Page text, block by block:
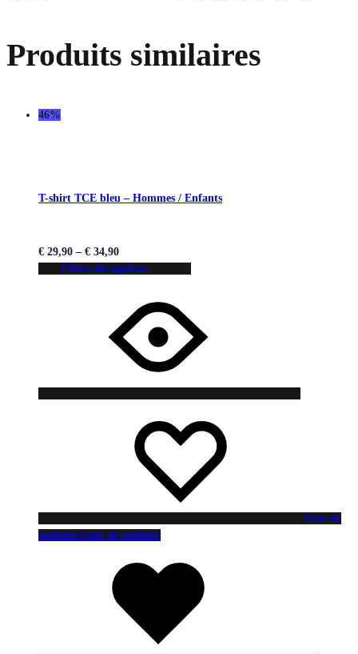
Produits similaires
46%
T-shirt TCE bleu – Hommes / Enfants
€ 29,90 – € 34,90
Choix des options
Liste de
souhaits Liste de souhaits